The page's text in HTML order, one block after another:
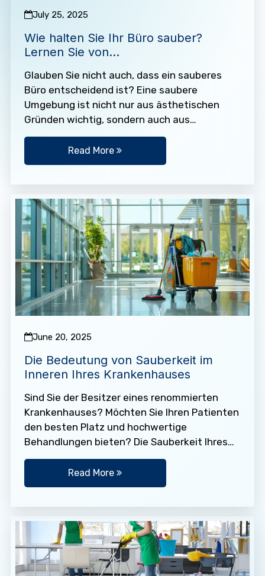
July 25, 2025
Wie halten Sie Ihr Büro sauber?
Lernen Sie von
Glauben Sie nicht auch, dass ein sauberes
Büro entscheidend ist? Eine saubere
Umgebung ist nicht nur aus ästhetischen
Gründen wichtig, sondern auch aus
hygienischen Gründen unerlässlich. Sie
sollten sich so…
Read More
June 20, 2025
Die Bedeutung von Sauberkeit im
Inneren Ihres Krankenhauses
Sind Sie der Besitzer eines renommierten
Krankenhauses? Möchten Sie Ihren Patienten
den besten Platz und hochwertige
Behandlungen bieten? Die Sauberkeit Ihres
Krankenhauses ist von entscheidender
Bedeutung. Wenn die Räume nicht…
Read More